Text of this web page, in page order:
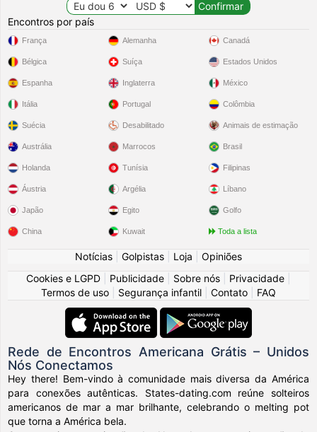
Encontros por país
França
Bélgica
Espanha
Itália
Suécia
Alemanha
Suíça
Inglaterra
Portugal
Desabilitado
Canadá
Estados Unidos
México
Colômbia
Animais de estimação
Austrália
Holanda
Áustria
Japão
China
Marrocos
Tunísia
Argélia
Egito
Kuwait
Brasil
Filipinas
Líbano
Golfo
Toda a lista
Notícias Golpistas Loja
Opiniões
Cookies e LGPD
Publicidade Sobre nós Privacidade
Termos de uso
Segurança infantil Contato FAQ
Rede de Encontros Americana Grátis – Unidos
Nós Conectamos
Hey there! Bem-vindo à comunidade mais diversa da América
para conexões autênticas. States-dating.com reúne solteiros
americanos de mar a mar brilhante, celebrando o melting pot
que torna a América bela.